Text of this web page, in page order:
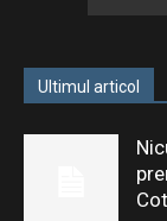
Ultimul articol